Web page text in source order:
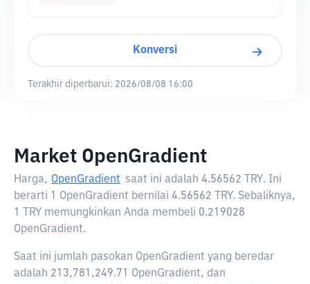
Konversi
Terakhir diperbarui: 2026/08/08 16:00
Market OpenGradient
Harga, OpenGradient saat ini adalah 4.56562 TRY. Ini
berarti 1 OpenGradient bernilai 4.56562 TRY. Sebaliknya,
1 TRY memungkinkan Anda membeli 0.219028
OpenGradient.
Saat ini jumlah pasokan OpenGradient yang beredar
adalah 213,781,249.71 OpenGradient, dan